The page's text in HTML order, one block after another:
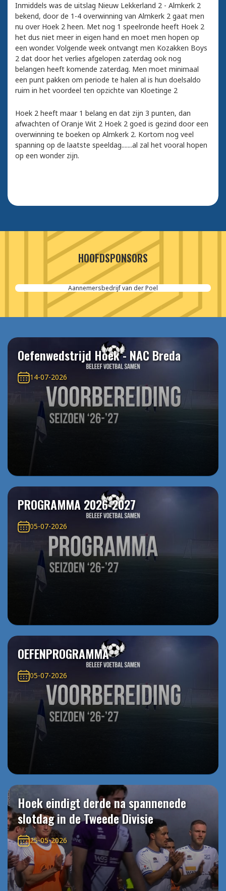
Inmiddels was de uitslag Nieuw Lekkerland 2 - Almkerk 2
bekend, door de 1-4 overwinning van Almkerk 2 gaat men
nu over Hoek 2 heen. Met nog 1 speelronde heeft Hoek 2
het dus niet meer in eigen hand en moet men hopen op
een wonder. Volgende week ontvangt men Kozakken Boys
2 dat door het verlies afgelopen zaterdag ook nog
belangen heeft komende zaterdag. Men moet minimaal
een punt pakken om periode te halen al is hun doelsaldo
ruim in het voordeel ten opzichte van Kloetinge 2
Hoek 2 heeft maar 1 belang en dat zijn 3 punten, dan
afwachten of Oranje Wit 2 Hoek 2 goed is gezind door een
overwinning te boeken op Almkerk 2. Kortom nog veel
spanning op de laatste speeldag.......al zal het vooral hopen
op een wonder zijn.
HOOFDSPONSORS
Aannemersbedrijf van der Poel
Oefenwedstrijd Hoek - NAC Breda
14-07-2026
PROGRAMMA 2026-2027
05-07-2026
OEFENPROGRAMMA
05-07-2026
Hoek eindigt derde na spannenede
slotdag in de Tweede Divisie
25-05-2026